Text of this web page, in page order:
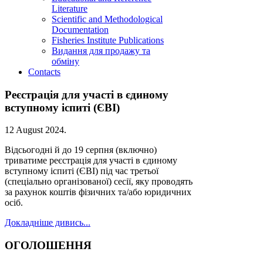
Literature
Scientific and Methodological
Documentation
Fisheries Institute Publications
Видання для продажу та
обміну
Contacts
Реєстрація для участі в єдиному
вступному іспиті (ЄВІ)
12 August 2024.
Відсьогодні й до 19 серпня (включно)
триватиме реєстрація для участі в єдиному
вступному іспиті (ЄВІ) під час третьої
(спеціально організованої) сесії, яку проводять
за рахунок коштів фізичних та/або юридичних
осіб.
Докладніше дивись...
ОГОЛОШЕННЯ